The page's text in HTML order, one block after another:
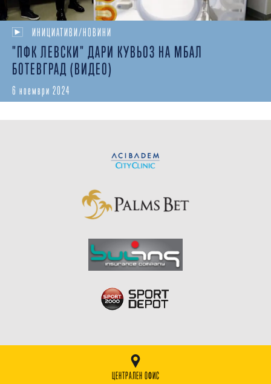
ИНИЦИАТИВИ/НОВИНИ
"ПФК ЛЕВСКИ" ДАРИ КУВЬОЗ НА МБАЛ
БОТЕВГРАД (ВИДЕО)
6 ноември 2024
ЦЕНТРАЛЕН ОФИС